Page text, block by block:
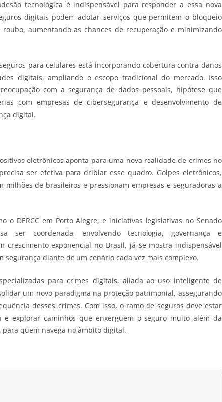
tecnológica é indispensável para responder a essa nova
digitais podem adotar serviços que permitem o bloqueio
aumentando as chances de recuperação e minimizando
para celulares está incorporando cobertura contra danos
digitais, ampliando o escopo tradicional do mercado. Isso
com a segurança de dados pessoais, hipótese que
com empresas de cibersegurança e desenvolvimento de
digital.
eletrônicos aponta para uma nova realidade de crimes no
ser efetiva para driblar esse quadro. Golpes eletrônicos,
de brasileiros e pressionam empresas e seguradoras a
o DERCC em Porto Alegre, e iniciativas legislativas no Senado
ser coordenada, envolvendo tecnologia, governança e
crescimento exponencial no Brasil, já se mostra indispensável
segurança diante de um cenário cada vez mais complexo.
para crimes digitais, aliada ao uso inteligente de
um novo paradigma na proteção patrimonial, assegurando
desses crimes. Com isso, o ramo de seguros deve estar
e explorar caminhos que enxerguem o seguro muito além da
quem navega no âmbito digital.